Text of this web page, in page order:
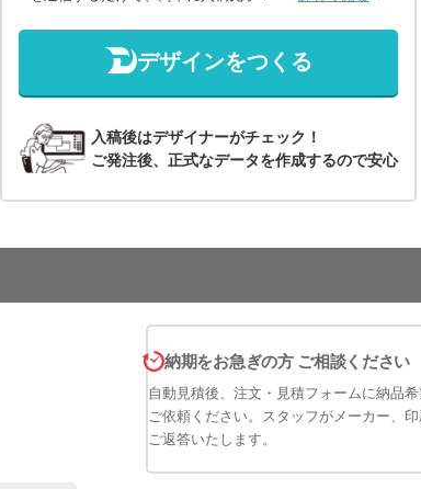
デザインをつくる
入稿後はデザイナーがチェック！
ご発注後、正式なデータを作成するので安心
納期をお急ぎの方 ご相談ください
自動見積後、注文・見積フォームに納品
ご依頼ください。スタッフがメーカー、
ご返答いたします。